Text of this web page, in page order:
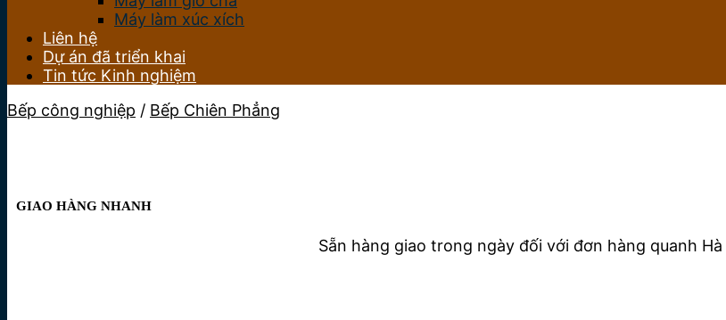
Máy làm xúc xích
Liên hệ
Dự án đã triển khai
Tin tức Kinh nghiệm
Bếp công nghiệp / Bếp Chiên Phẳng
GIAO HÀNG NHANH
Sẵn hàng giao trong ngày đối với đơn hàng quanh